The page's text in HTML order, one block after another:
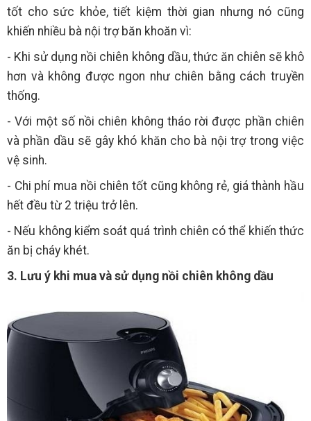
tốt cho sức khỏe, tiết kiệm thời gian nhưng nó cũng
khiến nhiều bà nội trợ băn khoăn vì:
- Khi sử dụng nồi chiên không dầu, thức ăn chiên sẽ khô
hơn và không được ngon như chiên bằng cách truyền
thống.
- Với một số nồi chiên không tháo rời được phần chiên
và phần dầu sẽ gây khó khăn cho bà nội trợ trong việc
vệ sinh.
- Chi phí mua nồi chiên tốt cũng không rẻ, giá thành hầu
hết đều từ 2 triệu trở lên.
- Nếu không kiểm soát quá trình chiên có thể khiến thức
ăn bị cháy khét.
3. Lưu ý khi mua và sử dụng nồi chiên không dầu